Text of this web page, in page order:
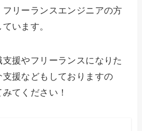
リーランスエンジニアの方
います。
援やフリーランスになりた
援などもしておりますの
てください！